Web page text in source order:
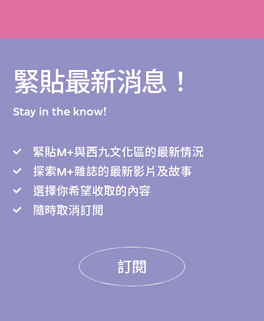
緊貼最新消息！
Stay in the know!
緊貼M+與西九文化區的最新情況
探索M+雜誌的最新影片及故事
選擇你希望收取的內容
隨時取消訂閲
訂閱